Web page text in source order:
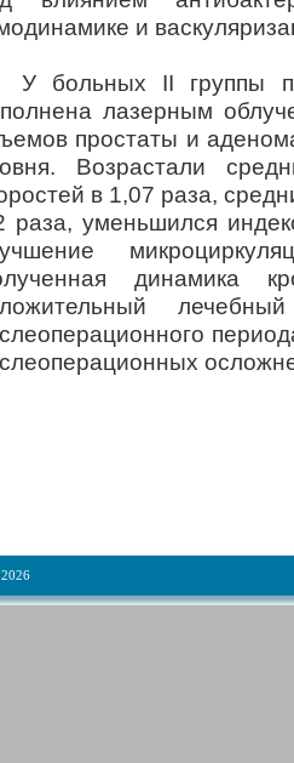
и
больных II группы
лазерным
простаты и
Возрастали
в 1,07 раза,
раза, уменьшился
динамика